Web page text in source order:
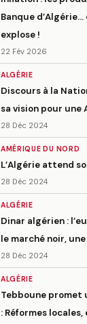
Banque
explose !
22 Fév 2026
ALGÉRIE
Discours à la
sa vision pour une
28 Déc 2024
AMÉRIQUE DU NORD
L’Algérie attend
28 Déc 2024
ALGÉRIE
Dinar algérien :
le marché noir,
28 Déc 2024
ALGÉRIE
Tebboune promet
: Réformes